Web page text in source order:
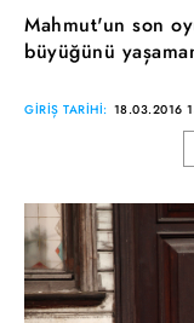
Mahmut'un son
büyüğünü
GİRİŞ TARİHİ: 18.03.2016